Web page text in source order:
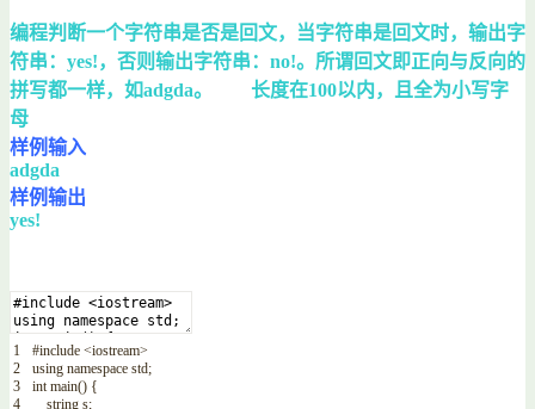
编程判断一个字符串是否是回文，当字符串是回文时，输出字
符串：yes!，否则输出字符串：no!。所谓回文即正向与反向的
拼写都一样，如adgda。 长度在100以内，且全为小写字
母
样例输入
adgda
样例输出
yes!
1
2
3
4
#include <iostream>
using namespace std;
int main() {
string s;